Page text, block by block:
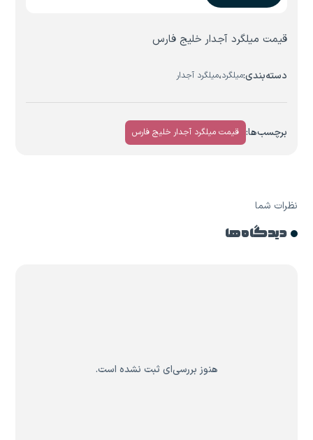
قیمت میلگرد آجدار خلیج فارس
دسته‌بندی:میلگرد،میلگرد آجدار
برچسب‌ها: قیمت میلگرد آجدار خلیج فارس
نظرات شما
دیدگاه ها
هنوز بررسی‌ای ثبت نشده است.